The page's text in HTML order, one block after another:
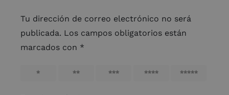
Tu dirección de correo electrónico no será
publicada. Los campos obligatorios están
marcados con *